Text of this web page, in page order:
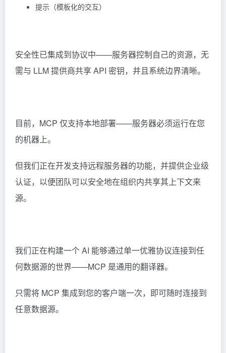
提示（模板化的交互）
安全性已集成到协议中——服务器控制自己的资源，无
需与 LLM 提供商共享 API 密钥，并且系统边界清晰。
目前，MCP 仅支持本地部署——服务器必须运行在您
的机器上。
但我们正在开发支持远程服务器的功能，并提供企业级
认证，以便团队可以安全地在组织内共享其上下文来
源。
我们正在构建一个 AI 能够通过单一优雅协议连接到任
何数据源的世界——MCP 是通用的翻译器。
只需将 MCP 集成到您的客户端一次，即可随时连接到
任意数据源。